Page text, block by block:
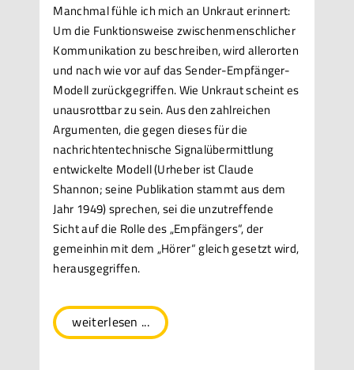
Manchmal fühle ich mich an Unkraut erinnert:
Um die Funktionsweise zwischenmenschlicher
Kommunikation zu beschreiben, wird allerorten
und nach wie vor auf das Sender-Empfänger-
Modell zurückgegriffen. Wie Unkraut scheint es
unausrottbar zu sein. Aus den zahlreichen
Argumenten, die gegen dieses für die
nachrichtentechnische Signalübermittlung
entwickelte Modell (Urheber ist Claude
Shannon; seine Publikation stammt aus dem
Jahr 1949) sprechen, sei die unzutreffende
Sicht auf die Rolle des „Empfängers“, der
gemeinhin mit dem „Hörer“ gleich gesetzt wird,
herausgegriffen.
weiterlesen ...